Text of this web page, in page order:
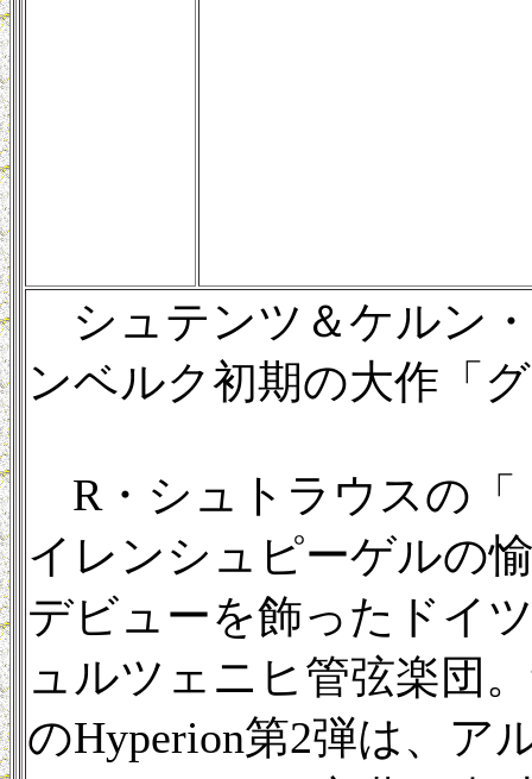
シュテンツ＆ケルン
ンベルク初期の大作「
R・シュトラウスの「
イレンシュピーゲルの
デビューを飾ったドイ
ュルツェニヒ管弦楽団
のHyperion第2弾は、ア